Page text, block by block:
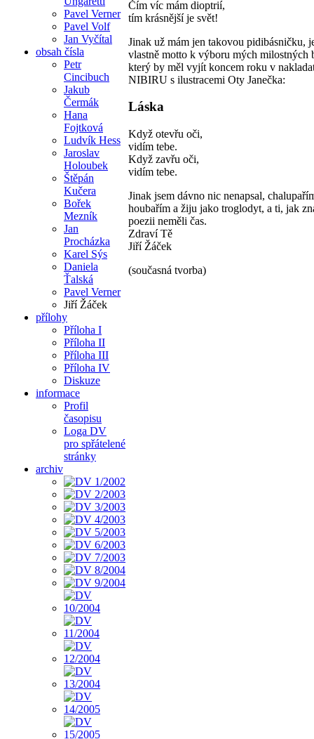
Pavel Verner
Pavel Volf
Jan Vyčítal
obsah čísla
Petr
Cincibuch
Jakub
Čermák
Hana
Fojtková
Ludvík Hess
Jaroslav
Holoubek
Štěpán
Kučera
Bořek
Mezník
Jan
Procházka
Karel Sýs
Daniela
Ťalská
Pavel Verner
Jiří Žáček
přílohy
Příloha I
Příloha II
Příloha III
Příloha IV
Diskuze
informace
Profil
časopisu
Loga DV
pro spřátelené
stránky
archiv
Čím víc mám dioptrií,
tím krásnější je svět!
Jinak už mám jen takovou pidibásničku,
vlastně motto k výboru mých milostných
který by měl vyjít koncem roku v
NIBIRU s ilustracemi Oty Janečka:
Láska
Když otevřu oči,
vidím tebe.
Když zavřu oči,
vidím tebe.
Jinak jsem dávno nic nenapsal,
houbařím a žiju jako troglodyt, a ti, jak
poezii neměli čas.
Zdraví Tě
Jiří Žáček
(současná tvorba)